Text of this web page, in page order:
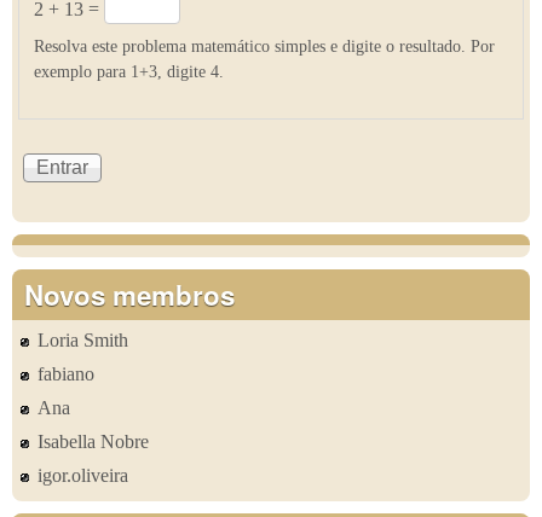
2 + 13 =
Resolva este problema matemático simples e digite o resultado. Por
exemplo para 1+3, digite 4.
Novos membros
Loria Smith
fabiano
Ana
Isabella Nobre
igor.oliveira